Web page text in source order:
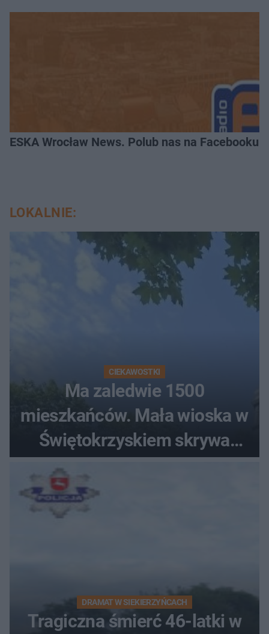
ESKA Wrocław News. Polub nas na Facebooku!
LOKALNIE:
CIEKAWOSTKI
Ma zaledwie 1500
mieszkańców. Mała wioska w
Świętokrzyskiem skrywa
zabytki, bywał tu nawet król
DRAMAT W SIEKIERZYŃCACH
Tragiczna śmierć 46-latki w